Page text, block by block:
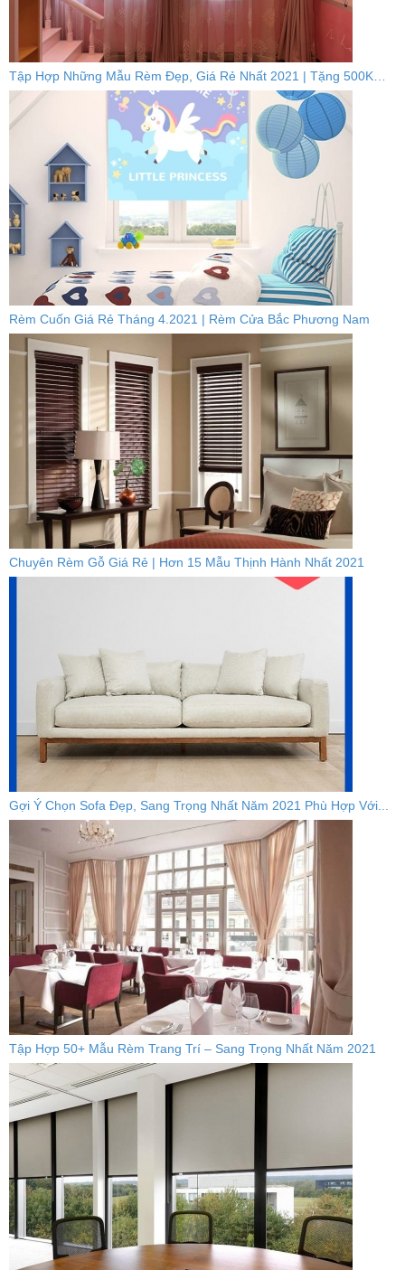
Tập Hợp Những Mẫu Rèm Đẹp, Giá Rẻ Nhất 2021 | Tặng 500K…
Rèm Cuốn Giá Rẻ Tháng 4.2021 | Rèm Cửa Bắc Phương Nam
Chuyên Rèm Gỗ Giá Rẻ | Hơn 15 Mẫu Thịnh Hành Nhất 2021
Gợi Ý Chọn Sofa Đẹp, Sang Trọng Nhất Năm 2021 Phù Hợp Với...
Tập Hợp 50+ Mẫu Rèm Trang Trí – Sang Trọng Nhất Năm 2021